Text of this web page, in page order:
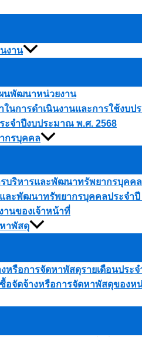
งาน
นพัฒนาหน่วยงาน
นการดำเนินงานและการใช้งบ
ะจำปีงบประมาณ พ.ศ. 2568
กรบุคคล
บริหารและพัฒนาทรัพยากรบุคค
ละพัฒนาทรัพยากรบุคคลประจำปี
นของเจ้าหน้าที่
าพัสดุ
หรือการจัดหาพัสดุรายเดือนประ
อจัดจ้างหรือการจัดหาพัสดุของห